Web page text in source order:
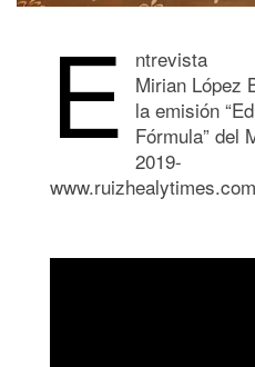
E
ntrevista
Mirian López
la emisión
Fórmula” del
2019-
www.ruizhealytimes.com